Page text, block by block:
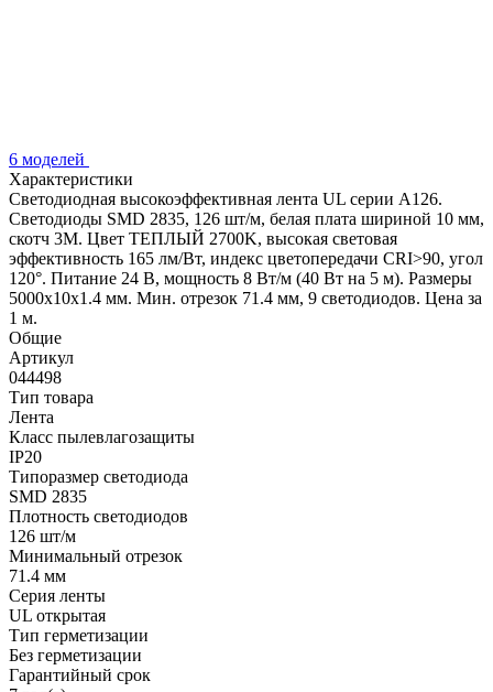
6 моделей
Характеристики
Светодиодная высокоэффективная лента UL серии A126.
Светодиоды SMD 2835, 126 шт/м, белая плата шириной 10 мм,
скотч 3M. Цвет ТЕПЛЫЙ 2700K, высокая световая
эффективность 165 лм/Вт, индекс цветопередачи CRI>90, угол
120°. Питание 24 В, мощность 8 Вт/м (40 Вт на 5 м). Размеры
5000x10x1.4 мм. Мин. отрезок 71.4 мм, 9 светодиодов. Цена за
1 м.
Общие
Артикул
044498
Тип товара
Лента
Класс пылевлагозащиты
IP20
Типоразмер светодиода
SMD 2835
Плотность светодиодов
126 шт/м
Минимальный отрезок
71.4 мм
Серия ленты
UL открытая
Тип герметизации
Без герметизации
Гарантийный срок